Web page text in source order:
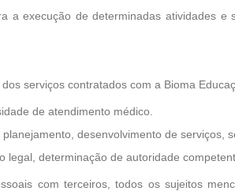
a execução de determinadas atividades
serviços contratados com a Bioma
de atendimento médico.
desenvolvimento de serviços,
determinação de autoridade
com terceiros, todos os sujeitos